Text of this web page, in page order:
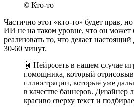
© Кто-то
Частично этот «кто-то» будет прав,
ИИ не на таком уровне, что он может
реализовать то, что делает
30-60 минут.
🤖 Нейросеть в нашем случае
помощника, который
иллюстрации, которые уже
в качестве баннеров. Дизайнер
красиво сверху текст и